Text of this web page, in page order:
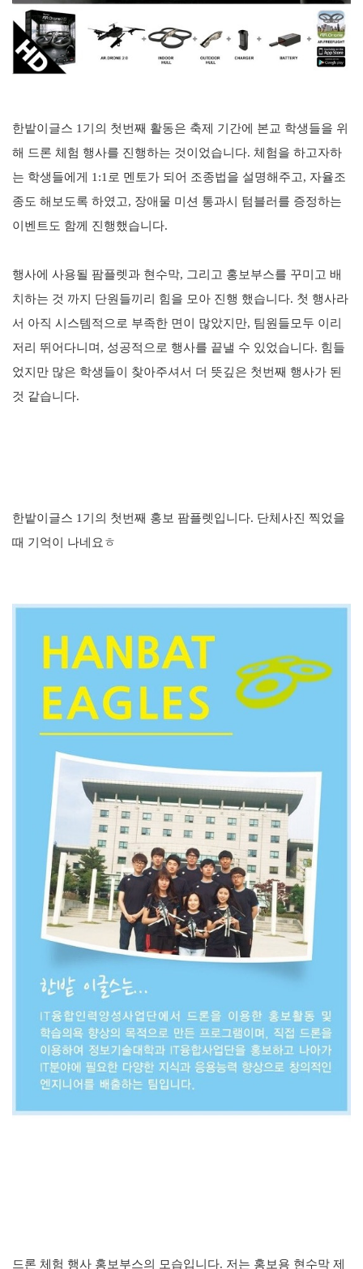
한밭이글스 1기의 첫번째 활동은 축제 기간에 본교 학생들을 위
해 드론 체험 행사를 진행하는 것이었습니다. 체험을 하고자하
는 학생들에게 1:1로 멘토가 되어 조종법을 설명해주고, 자율조
종도 해보도록 하였고, 장애물 미션 통과시 텀블러를 증정하는
이벤트도 함께 진행했습니다.
행사에 사용될 팜플렛과 현수막, 그리고 홍보부스를 꾸미고 배
치하는 것 까지 단원들끼리 힘을 모아 진행 했습니다. 첫 행사라
서 아직 시스템적으로 부족한 면이 많았지만, 팀원들모두 이리
저리 뛰어다니며, 성공적으로 행사를 끝낼 수 있었습니다. 힘들
었지만 많은 학생들이 찾아주셔서 더 뜻깊은 첫번째 행사가 된
것 같습니다.
한밭이글스 1기의 첫번째 홍보 팜플렛입니다. 단체사진 찍었을
때 기억이 나네요ㅎ
드론 체험 행사 홍보부스의 모습입니다. 저는 홍보용 현수막 제